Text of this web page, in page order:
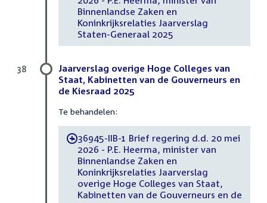
Binnenlandse Zaken en
Koninkrijksrelaties Jaarverslag
Staten-Generaal 2025
Jaarverslag overige Hoge Colleges van
Staat, Kabinetten van de Gouverneurs en
de Kiesraad 2025
Te behandelen:
-36945-IIB-1 Brief regering d.d. 20 mei
2026 - P.E. Heerma, minister van
Binnenlandse Zaken en
Koninkrijksrelaties Jaarverslag
overige Hoge Colleges van Staat,
Kabinetten van de Gouverneurs en de
38